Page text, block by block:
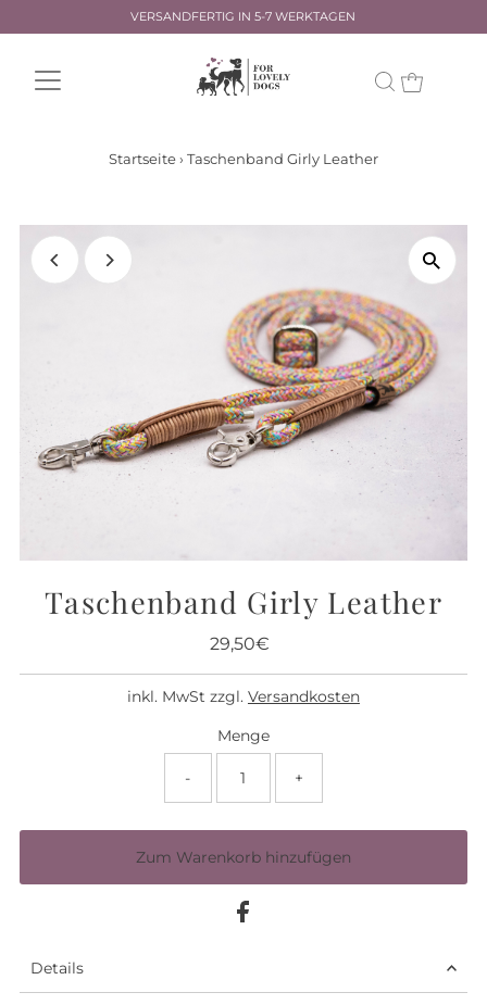
VERSANDFERTIG IN 5-7 WERKTAGEN
Startseite› Taschenband Girly Leather
Taschenband Girly Leather
Regulärer
29,50€
inkl. MwSt zzgl. Versandkosten
Menge
- +
Details